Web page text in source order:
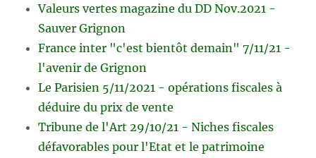
Valeurs vertes magazine du DD Nov.2021 -
Sauver Grignon
France inter "c'est bientôt demain" 7/11/21 -
l'avenir de Grignon
Le Parisien 5/11/2021 - opérations fiscales à
déduire du prix de vente
Tribune de l'Art 29/10/21 - Niches fiscales
défavorables pour l'Etat et le patrimoine